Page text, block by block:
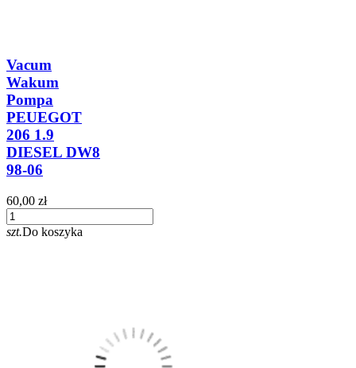
Vacum
Wakum
Pompa
PEUEGOT
206 1.9
DIESEL DW8
98-06
60,00 zł
szt.Do koszyka